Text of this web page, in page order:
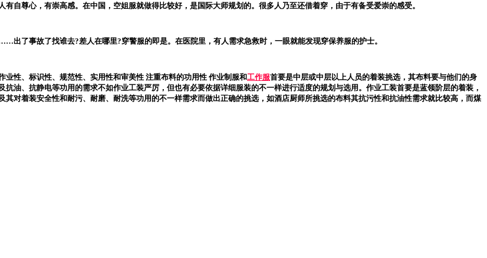
自尊心，有崇高感。在中国，空姐服就做得比较好，是国际大师规划的。很多人乃至还借着穿，由于有备受爱崇的感受。
出了事故了找谁去?差人在哪里?穿警服的即是。在医院里，有人需求急救时，一眼就能发现穿保养服的护士。
业性、标识性、规范性、实用性和审美性 注重布料的功用性 作业制服和工作服首要是中层或中层以上人员的着装挑选，其布料要与他们的身
油、抗静电等功用的需求不如作业工装严厉，但也有必要依据详细服装的不一样进行适度的规划与选用。作业工装首要是蓝领阶层的着装，
对着装安全性和耐污、耐磨、耐洗等功用的不一样需求而做出正确的挑选，如酒店厨师所挑选的布料其抗污性和抗油性需求就比较高，而煤